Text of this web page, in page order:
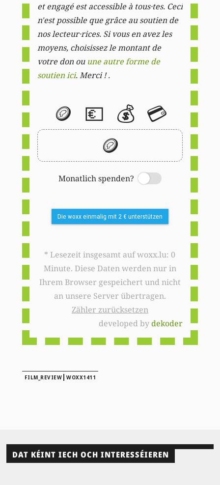
et engagé est accessible à tous·tes. Ceci
n'est possible que grâce au soutien de
nos lecteur·rices. Si vous en avez les
moyens, choisissez le montant de
votre don ou une autre forme de
soutien ici. Merci ! .
🪙 💶 💰 💳
🪙
Monatlich spenden?
Switch
Die woxx einmalig mit 2 € unterstützen
* Lesezeit insgesamt auf woxx.lu: 0
Minute. Diese Daten werden nur in
Ihrem Browser gespeichert und nicht
an unsere Server übertragen.
Zähler zurücksetzen
developed bydekoder
FILM_REVIEW |WOXX1411
DAT KÉINT IECH OCH INTERESSÉIEREN